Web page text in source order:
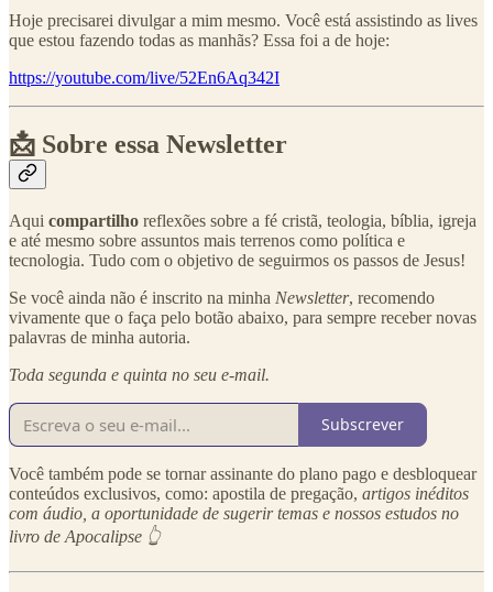
Hoje precisarei divulgar a mim mesmo. Você está assistindo as lives
que estou fazendo todas as manhãs? Essa foi a de hoje:
https://youtube.com/live/52En6Aq342I
📩 Sobre essa Newsletter
Aqui compartilho reflexões sobre a fé cristã, teologia, bíblia, igreja
e até mesmo sobre assuntos mais terrenos como política e
tecnologia. Tudo com o objetivo de seguirmos os passos de Jesus!
Se você ainda não é inscrito na minha Newsletter, recomendo
vivamente que o faça pelo botão abaixo, para sempre receber novas
palavras de minha autoria.
Toda segunda e quinta no seu e-mail.
Subscrever
Você também pode se tornar assinante do plano pago e desbloquear
conteúdos exclusivos, como: apostila de pregação, artigos inéditos
com áudio, a oportunidade de sugerir temas e nossos estudos no
livro de Apocalipse 👆